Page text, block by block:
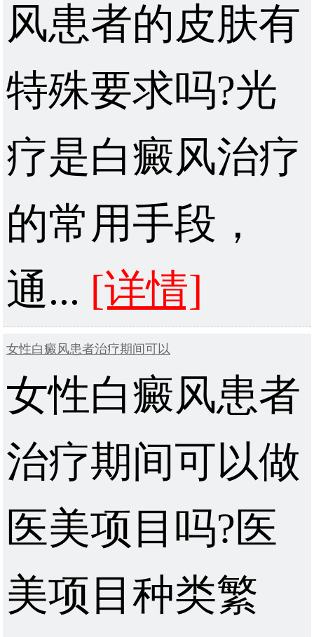
风患者的皮肤有
特殊要求吗?光
疗是白癜风治疗
的常用手段，
通... [详情]
女性白癜风患者治疗期间可以
女性白癜风患者
治疗期间可以做
医美项目吗?医
美项目种类繁